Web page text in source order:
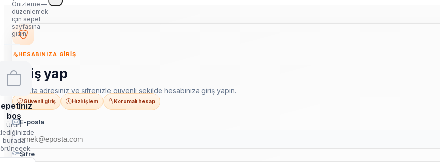
Önizleme —
düzenlemek
için sepet
sayfasına
gidin
boş
Ürün
burada
HESABINIZA GIRIŞ
Giriş yap
E-posta adresiniz ve şifrenizle güvenli şekilde hesabınıza giriş yapın.
Güvenli giriş Hızlı işlem Korumalı hesap
E-posta
Şifre